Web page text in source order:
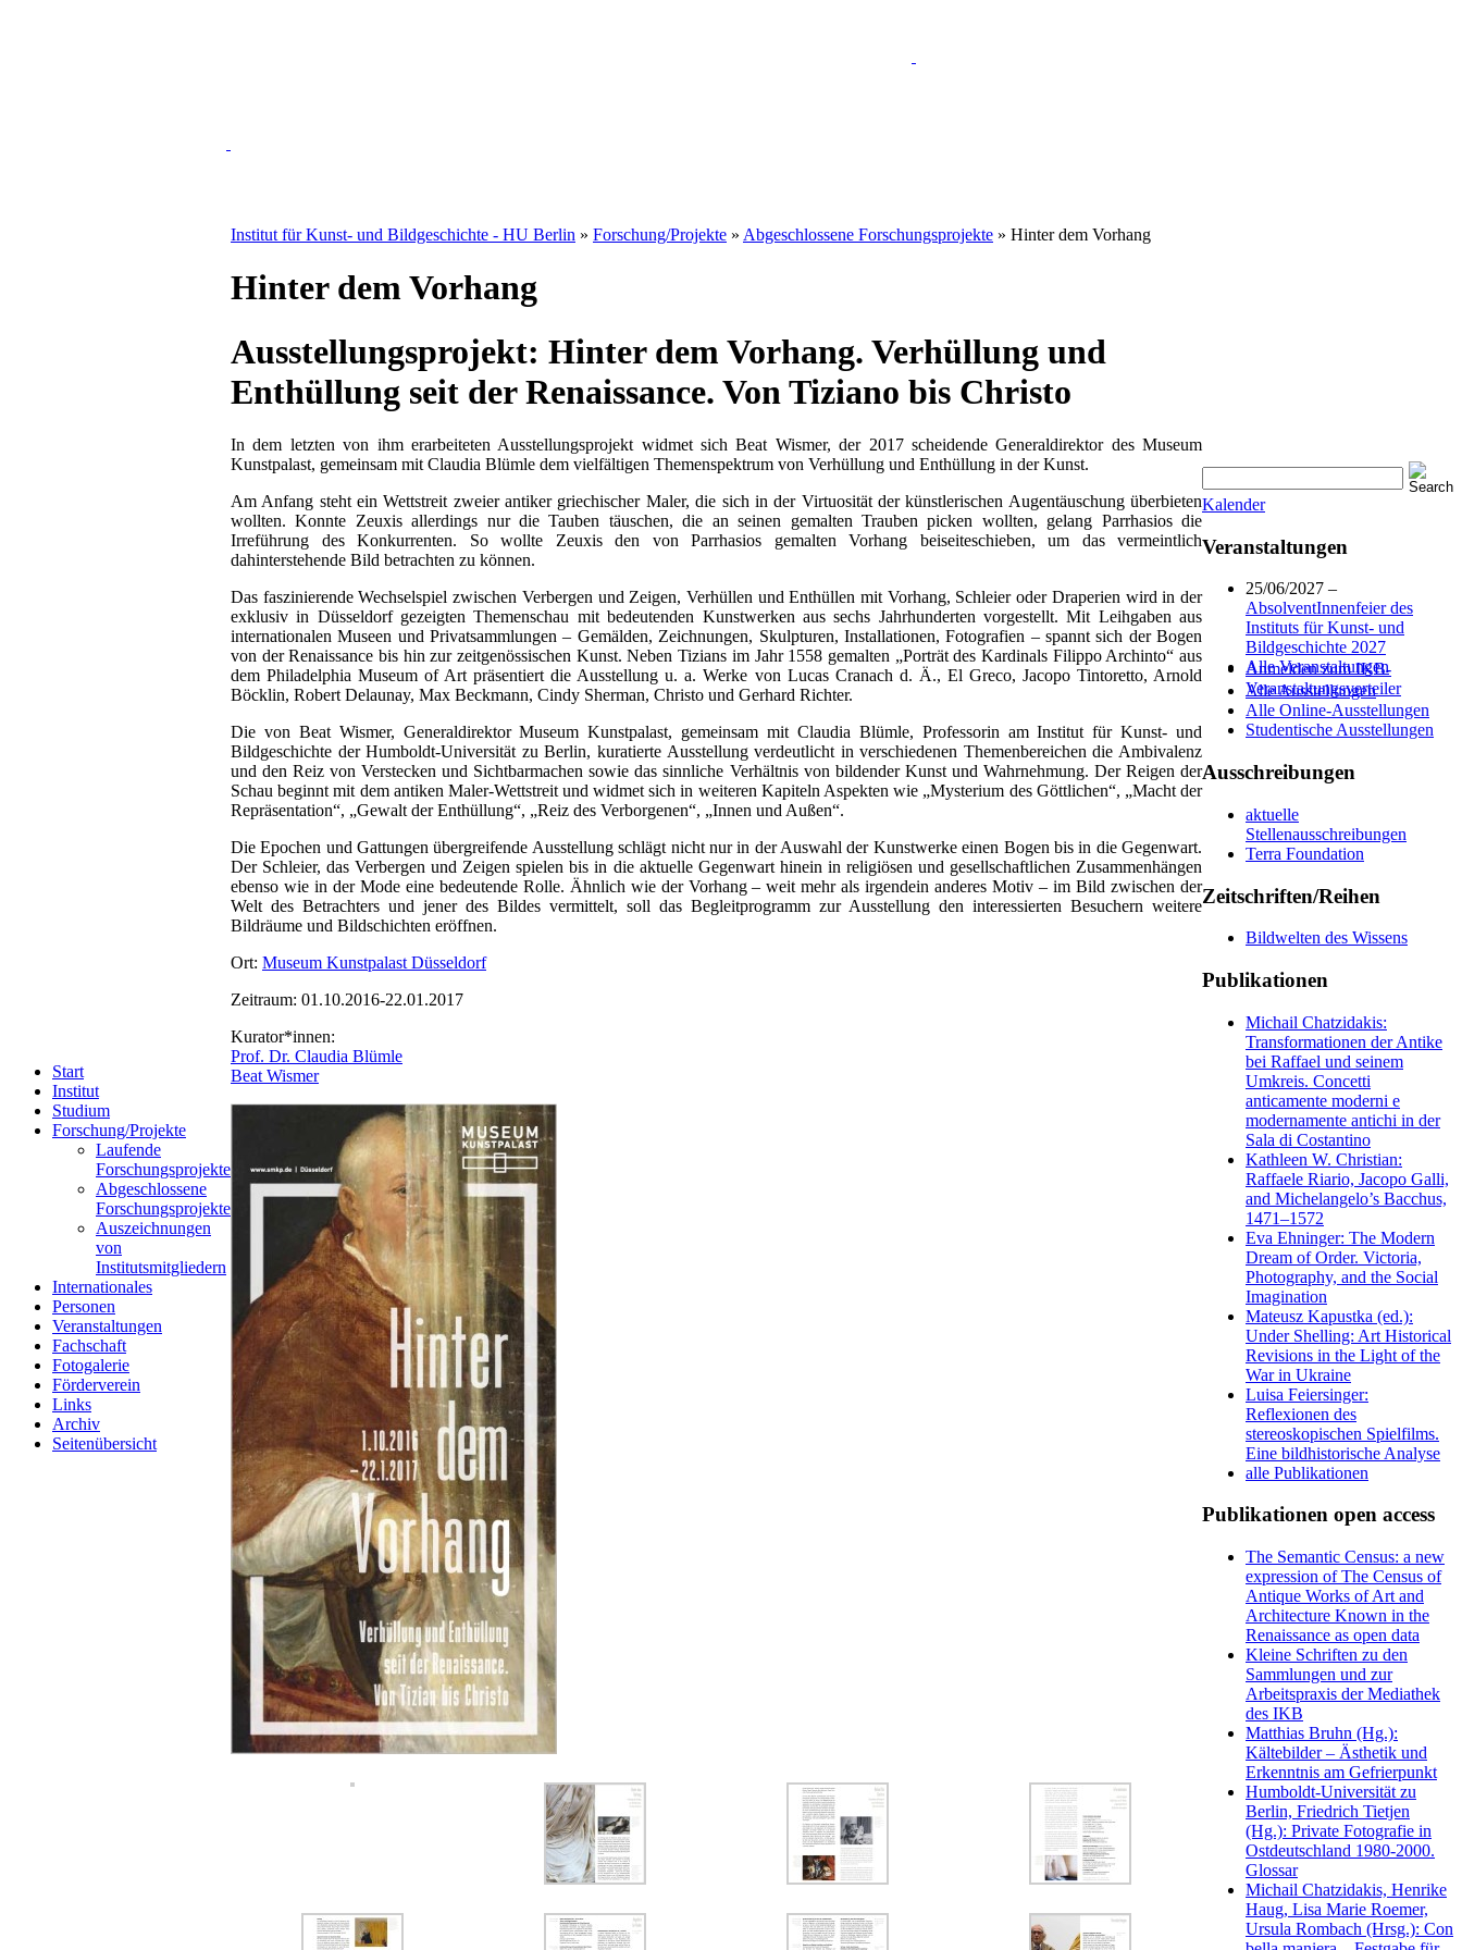
Start
Institut
Studium
Forschung/Projekte
Laufende
Forschungsprojekte
Abgeschlossene
Forschungsprojekte
Auszeichnungen
von
Institutsmitgliedern
Internationales
Personen
Veranstaltungen
Fachschaft
Fotogalerie
Förderverein
Links
Archiv
Seitenübersicht
Institut für Kunst- und Bildgeschichte - HU Berlin » Forschung/Projekte » Abgeschlossene Forschungsprojekte » Hinter dem Vorhang
Hinter dem Vorhang
Ausstellungsprojekt: Hinter dem Vorhang. Verhüllung und
Enthüllung seit der Renaissance. Von Tiziano bis Christo
In dem letzten von ihm erarbeiteten Ausstellungsprojekt widmet sich Beat Wismer, der 2017 scheidende Generaldirektor des Museum
Kunstpalast, gemeinsam mit Claudia Blümle dem vielfältigen Themenspektrum von Verhüllung und Enthüllung in der Kunst.
Am Anfang steht ein Wettstreit zweier antiker griechischer Maler, die sich in der Virtuosität der künstlerischen Augentäuschung überbieten
wollten. Konnte Zeuxis allerdings nur die Tauben täuschen, die an seinen gemalten Trauben picken wollten, gelang Parrhasios die
Irreführung des Konkurrenten. So wollte Zeuxis den von Parrhasios gemalten Vorhang beiseiteschieben, um das vermeintlich
dahinterstehende Bild betrachten zu können.
Das faszinierende Wechselspiel zwischen Verbergen und Zeigen, Verhüllen und Enthüllen mit Vorhang, Schleier oder Draperien wird in der
exklusiv in Düsseldorf gezeigten Themenschau mit bedeutenden Kunstwerken aus sechs Jahrhunderten vorgestellt. Mit Leihgaben aus
internationalen Museen und Privatsammlungen – Gemälden, Zeichnungen, Skulpturen, Installationen, Fotografien – spannt sich der Bogen
von der Renaissance bis hin zur zeitgenössischen Kunst. Neben Tizians im Jahr 1558 gemalten „Porträt des Kardinals Filippo Archinto“ aus
dem Philadelphia Museum of Art präsentiert die Ausstellung u. a. Werke von Lucas Cranach d. Ä., El Greco, Jacopo Tintoretto, Arnold
Böcklin, Robert Delaunay, Max Beckmann, Cindy Sherman, Christo und Gerhard Richter.
Die von Beat Wismer, Generaldirektor Museum Kunstpalast, gemeinsam mit Claudia Blümle, Professorin am Institut für Kunst- und
Bildgeschichte der Humboldt-Universität zu Berlin, kuratierte Ausstellung verdeutlicht in verschiedenen Themenbereichen die Ambivalenz
und den Reiz von Verstecken und Sichtbarmachen sowie das sinnliche Verhältnis von bildender Kunst und Wahrnehmung. Der Reigen der
Schau beginnt mit dem antiken Maler-Wettstreit und widmet sich in weiteren Kapiteln Aspekten wie „Mysterium des Göttlichen“, „Macht der
Repräsentation“, „Gewalt der Enthüllung“, „Reiz des Verborgenen“, „Innen und Außen“.
Die Epochen und Gattungen übergreifende Ausstellung schlägt nicht nur in der Auswahl der Kunstwerke einen Bogen bis in die Gegenwart.
Der Schleier, das Verbergen und Zeigen spielen bis in die aktuelle Gegenwart hinein in religiösen und gesellschaftlichen Zusammenhängen
ebenso wie in der Mode eine bedeutende Rolle. Ähnlich wie der Vorhang – weit mehr als irgendein anderes Motiv – im Bild zwischen der
Welt des Betrachters und jener des Bildes vermittelt, soll das Begleitprogramm zur Ausstellung den interessierten Besuchern weitere
Bildräume und Bildschichten eröffnen.
Ort: Museum Kunstpalast Düsseldorf
Zeitraum: 01.10.2016-22.01.2017
Kurator*innen:
Prof. Dr. Claudia Blümle
Beat Wismer
Kalender
Veranstaltungen
25/06/2027 –
AbsolventInnenfeier des
Instituts für Kunst- und
Bildgeschichte 2027
Alle Veranstaltungen
Anmelden zum IKB-
Veranstaltungsverteiler
Alle Ausstellungen
Alle Online-Ausstellungen
Studentische Ausstellungen
Ausschreibungen
aktuelle
Stellenausschreibungen
Terra Foundation
Zeitschriften/Reihen
Bildwelten des Wissens
Publikationen
Michail Chatzidakis:
Transformationen der Antike
bei Raffael und seinem
Umkreis. Concetti
anticamente moderni e
modernamente antichi in der
Sala di Costantino
Kathleen W. Christian:
Raffaele Riario, Jacopo Galli,
and Michelangelo’s Bacchus,
1471–1572
Eva Ehninger: The Modern
Dream of Order. Victoria,
Photography, and the Social
Imagination
Mateusz Kapustka (ed.):
Under Shelling: Art Historical
Revisions in the Light of the
War in Ukraine
Luisa Feiersinger:
Reflexionen des
stereoskopischen Spielfilms.
Eine bildhistorische Analyse
alle Publikationen
Publikationen open access
The Semantic Census: a new
expression of The Census of
Antique Works of Art and
Architecture Known in the
Renaissance as open data
Kleine Schriften zu den
Sammlungen und zur
Arbeitspraxis der Mediathek
des IKB
Matthias Bruhn (Hg.):
Kältebilder – Ästhetik und
Erkenntnis am Gefrierpunkt
Humboldt-Universität zu
Berlin, Friedrich Tietjen
(Hg.): Private Fotografie in
Ostdeutschland 1980-2000.
Glossar
Michail Chatzidakis, Henrike
Haug, Lisa Marie Roemer,
Ursula Rombach (Hrsg.): Con